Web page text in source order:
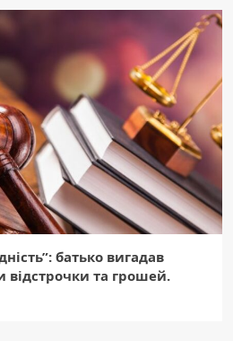
батько вигадав
відстрочки та грошей.